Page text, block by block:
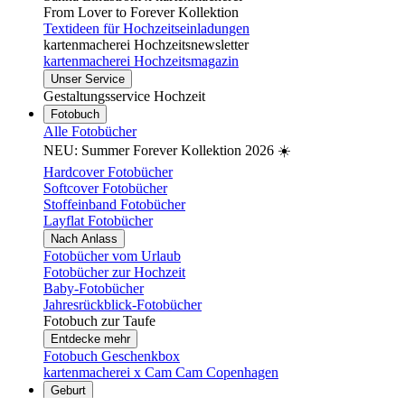
From Lover to Forever Kollektion
Textideen für Hochzeitseinladungen
kartenmacherei Hochzeitsnewsletter
kartenmacherei Hochzeitsmagazin
Unser Service
Gestaltungsservice Hochzeit
Fotobuch
Alle Fotobücher
NEU: Summer Forever Kollektion 2026 ☀️
Hardcover Fotobücher
Softcover Fotobücher
Stoffeinband Fotobücher
Layflat Fotobücher
Nach Anlass
Fotobücher vom Urlaub
Fotobücher zur Hochzeit
Baby-Fotobücher
Jahresrückblick-Fotobücher
Fotobuch zur Taufe
Entdecke mehr
Fotobuch Geschenkbox
kartenmacherei x Cam Cam Copenhagen
Geburt